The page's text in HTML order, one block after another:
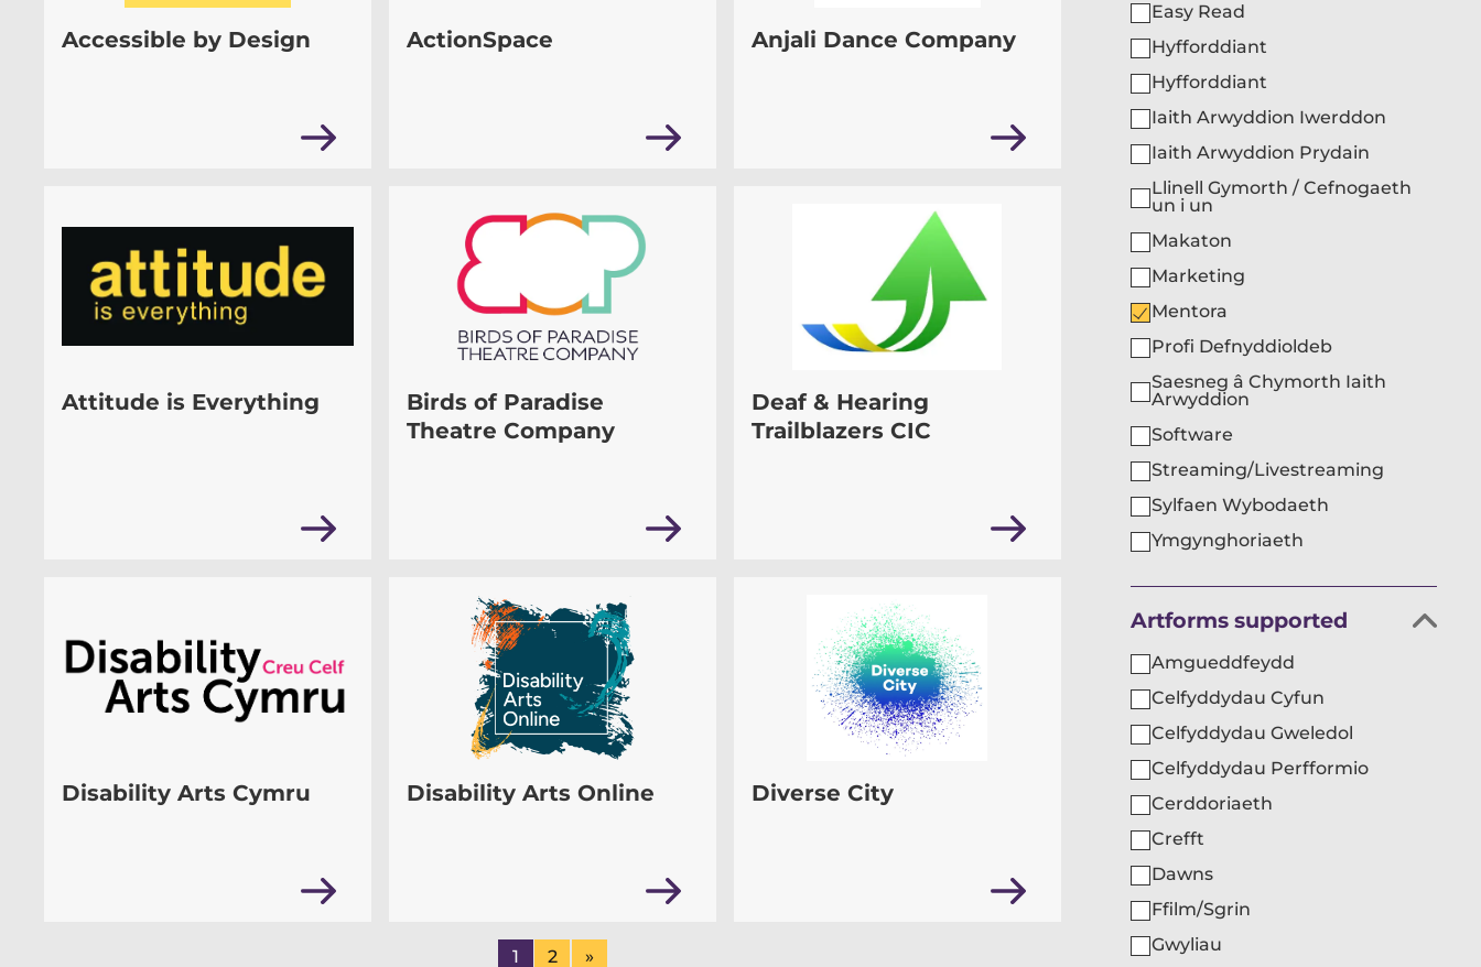
Easy Read
Hyfforddiant
Hyfforddiant
Iaith Arwyddion Iwerddon
Iaith Arwyddion Prydain
Llinell Gymorth / Cefnogaeth
un i un
Makaton
Marketing
Mentora
Profi Defnyddioldeb
Saesneg â Chymorth Iaith
Arwyddion
Software
Streaming/Livestreaming
Sylfaen Wybodaeth
Ymgynghoriaeth
Hidlo
sefydliadau
yn
ôl
Artforms supported
Amgueddfeydd
Celfyddydau Cyfun
Celfyddydau Gweledol
Celfyddydau Perfformio
Cerddoriaeth
Crefft
Dawns
Ffilm/Sgrin
Gwyliau
Accessible by Design ActionSpace Anjali Dance Company
Attitude is Everything
Birds of Paradise
Theatre Company
Deaf & Hearing
Trailblazers CIC
Disability Arts Cymru Disability Arts Online Diverse City
1 2 »